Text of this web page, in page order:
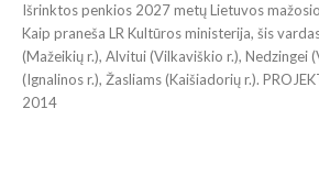
Išrinktos penkios 2027 metų Lietuvos
Kaip praneša LR Kultūros ministerija, šis
(Mažeikių r.), Alvitui (Vilkaviškio r.), Nedzingei
(Ignalinos r.), Žasliams (Kaišiadorių r.).
2014